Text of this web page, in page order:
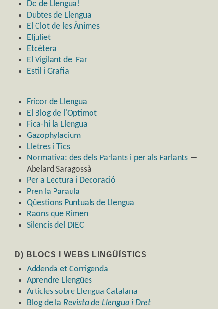
Do de Llengua!
Dubtes de Llengua
El Clot de les Ànimes
Eljuliet
Etcètera
El Vigilant del Far
Estil i Grafia
Fricor de Llengua
El Blog de l'Optimot
Fica-hi la Llengua
Gazophylacium
Lletres i Tics
Normativa: des dels Parlants i per als Parlants ―
Abelard Saragossà
Per a Lectura i Decoració
Pren la Paraula
Qüestions Puntuals de Llengua
Raons que Rimen
Silencis del DIEC
D) BLOCS I WEBS LINGÜÍSTICS
Addenda et Corrigenda
Aprendre Llengües
Articles sobre Llengua Catalana
Blog de la Revista de Llengua i Dret